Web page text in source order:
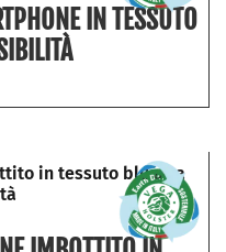
IN TESSUTO